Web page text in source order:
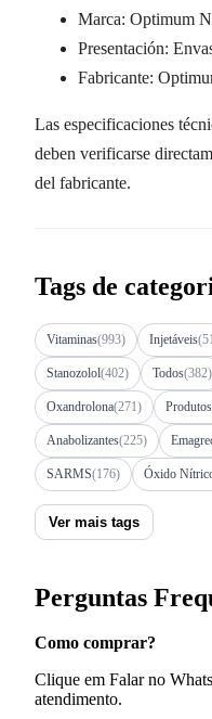
Marca: Optimum
Presentación:
Fabricante:
Las especificaciones
deben verificarse
del fabricante.
Tags de
Vitaminas(993) Injetáveis
Stanozolol(402) Todos(382)
Oxandrolona(271)
Anabolizantes(225)
SARMS(176) Óxido
Ver mais tags
Perguntas
Como comprar?
Clique em Falar no
atendimento.